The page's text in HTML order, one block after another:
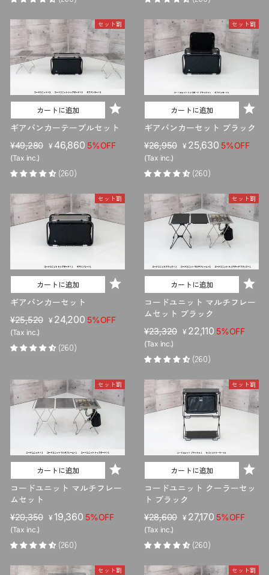
格
価
格
格
価
格
セット割
カートに追加
ギアバンカーテーブルセット
販
売
価
格
¥49,280 セ
ル
価
格
¥ 46,860 5%OFF
(Tax inc.)
(260)
セット割
カートに追加
ギアバンカーセット ブラック
販
売
価
格
¥26,950 セ
ル
価
格
¥ 25,630 5%OFF
(Tax inc.)
(260)
セット割
カートに追加
ギアバンカーセット
販
売
価
格
¥25,520 セ
ル
価
¥ 24,200 5%OFF
(Tax inc.)
(260)
セット割
カートに追加
コードユニット マルチフレー
ムセット ブラック
販
売
価
格
¥23,320 セ
ル
価
格
¥ 22,110 5%OFF
(Tax inc.)
(260)
セット割
カートに追加
コードユニット マルチフレー
ムセット
販
売
価
格
¥20,350 セ
ル
価
格
¥ 19,360 5%OFF
(Tax inc.)
(260)
セット割
カートに追加
コードユニット クーラーセッ
ト ブラック
販
売
価
格
¥28,600 セ
ル
価
格
¥ 27,170 5%OFF
(Tax inc.)
(260)
セット割 セット割